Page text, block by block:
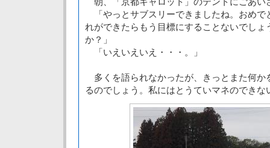
「やっとサブスリーできましたね。おめで
れができたらもう目標にすることないでし
か？」
「いえいえいえ・・・。」
多くを語られなかったが、きっとまた何か
るのでしょう。私にはとうていマネのでき